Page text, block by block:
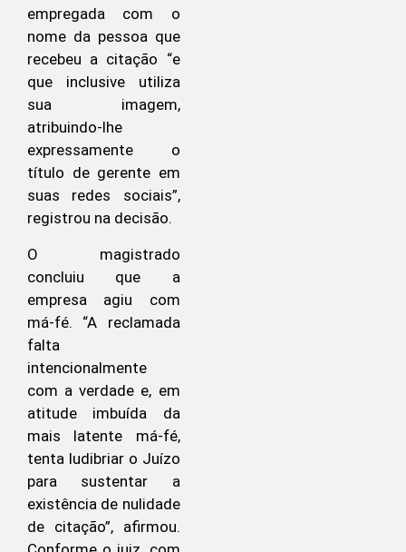
empregada com o
nome da pessoa que
recebeu a citação “e
que inclusive utiliza
sua imagem,
atribuindo-lhe
expressamente o
título de gerente em
suas redes sociais”,
registrou na decisão.
O magistrado
concluiu que a
empresa agiu com
má-fé. “A reclamada
falta
intencionalmente
com a verdade e, em
atitude imbuída da
mais latente má-fé,
tenta ludibriar o Juízo
para sustentar a
existência de nulidade
de citação”, afirmou.